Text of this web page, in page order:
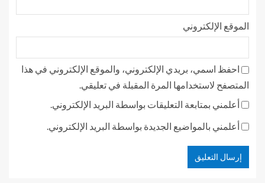
الموقع الإلكتروني
احفظ اسمي، بريدي الإلكتروني، والموقع الإلكتروني في هذا
المتصفح لاستخدامها المرة المقبلة في تعليقي.
أعلمني بمتابعة التعليقات بواسطة البريد الإلكتروني.
أعلمني بالمواضيع الجديدة بواسطة البريد الإلكتروني.